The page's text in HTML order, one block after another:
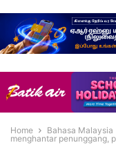
Home Bahasa Malaysia
menghantar penunggang,